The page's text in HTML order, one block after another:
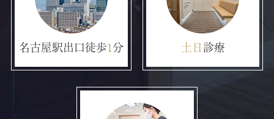
名古屋駅出口徒歩1分 土日診療